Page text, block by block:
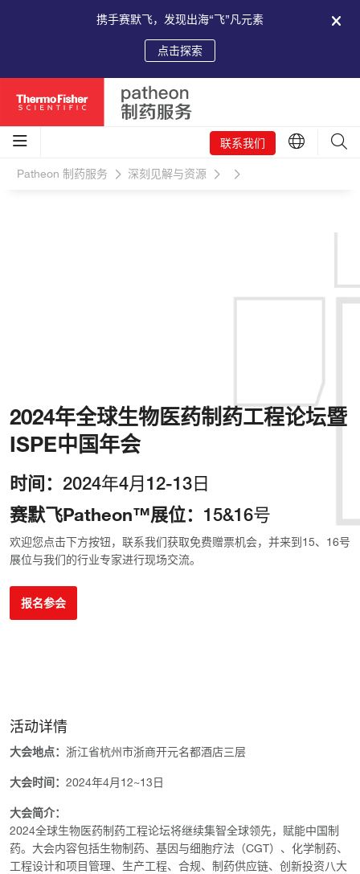
携手赛默飞，发现出海“飞”凡元素
点击探索
联系我们
Patheon 制药服务 深刻见解与资源
2024年全球生物医药制药工程论坛暨
ISPE中国年会
时间： 2024年4月12-13日
赛默飞Patheon™展位： 15&16号
欢迎您点击下方按钮，联系我们获取免费赠票机会，并来到15、16号
展位与我们的行业专家进行现场交流。
报名参会
活动详情
大会地点： 浙江省杭州市浙商开元名都酒店三层
大会时间： 2024年4月12~13日
大会简介：
2024全球生物医药制药工程论坛将继续集智全球领先，赋能中国制
药。大会内容包括生物制药、基因与细胞疗法（CGT）、化学制药、
工程设计和项目管理、生产工程、合规、制药供应链、创新投资八大